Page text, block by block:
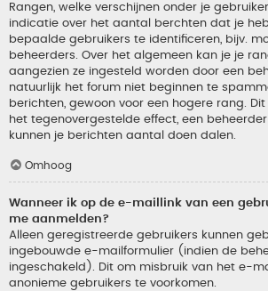
Rangen, welke verschijnen onder je
indicatie over het aantal berchten dat je
bepaalde gebruikers te identificeren, bijv.
beheerders. Over het algemeen kan je je
aangezien ze ingesteld worden door een
natuurlijk het forum niet beginnen te
berichten, gewoon voor een hogere rang.
het tegenovergestelde effect, een
kunnen je berichten aantal doen dalen.
Omhoog
Wanneer ik op de e-maillink van een
me aanmelden?
Alleen geregistreerde gebruikers kunnen
ingebouwde e-mailformulier (indien de
ingeschakeld). Dit om misbruik van het e-
anonieme gebruikers te voorkomen.